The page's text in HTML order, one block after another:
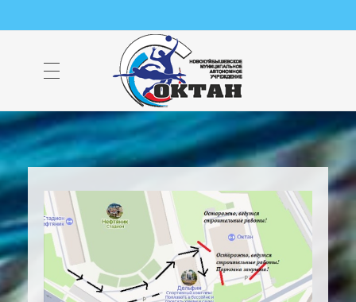
НМАУ "ФОК "ОКТАН" | Официальный сайт
НМАУ "ФОК"ОКТАН". Центр спорта, оздоровления и закаливания. Тел. 8 (84635) 9-68-79